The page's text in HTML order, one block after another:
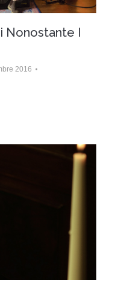
Nonostante I
2016